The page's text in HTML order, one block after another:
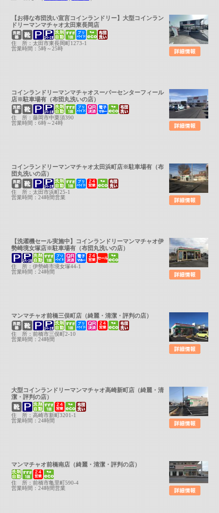
【お得な布団洗い宣言コインランドリー】大型コインラン
ドリーマンマチャオ太田東長岡店
住 所：太田市東長岡町1273-1
営業時間：5時～25時
コインランドリーマンマチャオスーパーセンターフィール
店※駐車場有（布団丸洗いの店）
住 所：藤岡市中栗須390
営業時間：6時～24時
コインランドリーマンマチャオ太田浜町店※駐車場有（布
団丸洗いの店）
住 所：太田市浜町25-1
営業時間：24時間営業
【洗濯機セール実施中】コインランドリーマンマチャオ伊
勢崎境女塚店※駐車場有（布団丸洗いの店）
住 所：伊勢崎市境女塚44-1
営業時間：24時間
マンマチャオ前橋三俣町店（綺麗・清潔・評判の店）
住 所：前橋市三俣町2-10
営業時間：24時間
大型コインランドリーマンマチャオ高崎新町店（綺麗・清
潔・評判の店）
住 所：高崎市新町3201-1
営業時間：24時間
マンマチャオ前橋南店（綺麗・清潔・評判の店）
住 所：前橋市亀里町590-4
営業時間：24時間営業